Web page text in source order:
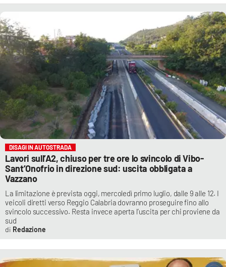
DISAGI IN AUTOSTRADA
Lavori sull’A2, chiuso per tre ore lo svincolo di Vibo-
Sant’Onofrio in direzione sud: uscita obbligata a
Vazzano
La limitazione è prevista oggi, mercoledì primo luglio, dalle 9 alle 12. I
veicoli diretti verso Reggio Calabria dovranno proseguire fino allo
svincolo successivo. Resta invece aperta l’uscita per chi proviene da
sud
Redazione